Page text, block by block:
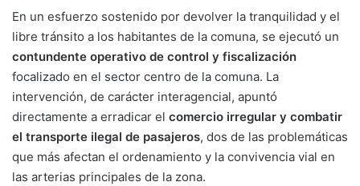
En un esfuerzo sostenido por devolver la tranquilidad y el
libre tránsito a los habitantes de la comuna, se ejecutó un
contundente operativo de control y fiscalización
focalizado en el sector centro de la comuna. La
intervención, de carácter interagencial, apuntó
directamente a erradicar el comercio irregular y combatir
el transporte ilegal de pasajeros, dos de las problemáticas
que más afectan el ordenamiento y la convivencia vial en
las arterias principales de la zona.